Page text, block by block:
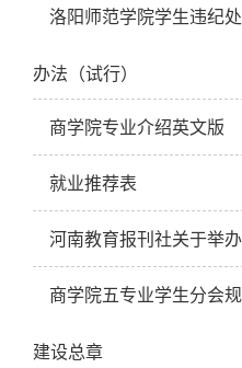
洛阳师范学院学生违纪
办法（试行）
商学院专业介绍英文版
就业推荐表
河南教育报刊社关于举
商学院五专业学生分会
建设总章